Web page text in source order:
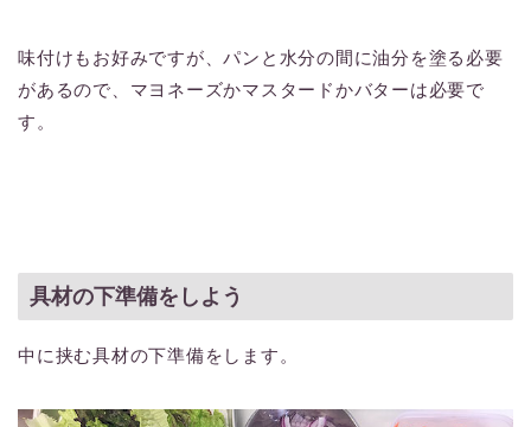
味付けもお好みですが、パンと水分の間に油分を塗る必要
があるので、マヨネーズかマスタードかバターは必要で
す。
具材の下準備をしよう
中に挟む具材の下準備をします。